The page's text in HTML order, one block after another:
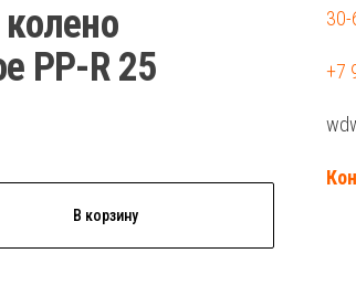
PP-R 25
В корзину
30-
+7